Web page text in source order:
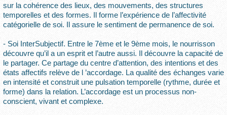
sur la cohérence des lieux, des mouvements, des structures
temporelles et des formes. Il forme l’expérience de l’affectivité
catégorielle de soi. Il assure le sentiment de permanence de soi.
- Soi InterSubjectif. Entre le 7ème et le 9ème mois, le nourrisson
découvre qu’il a un esprit et l’autre aussi. Il découvre la capacité de
le partager. Ce partage du centre d’attention, des intentions et des
états affectifs relève de l ’accordage. La qualité des échanges varie
en intensité et construit une pulsation temporelle (rythme, durée et
forme) dans la relation. L’accordage est un processus non-
conscient, vivant et complexe.